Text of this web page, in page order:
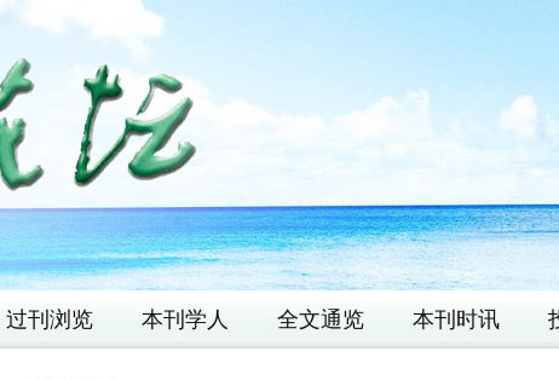
过刊浏览 本刊学人 全文通览 本刊时讯